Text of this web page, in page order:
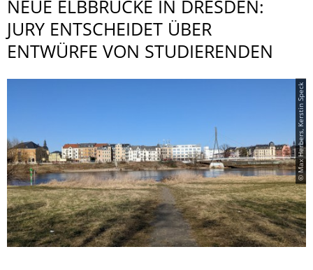
NEUE ELBBRÜCKE IN DRESDEN:
JURY ENTSCHEIDET ÜBER
ENTWÜRFE VON STUDIERENDEN
© Max Herbers, Kerstin Speck